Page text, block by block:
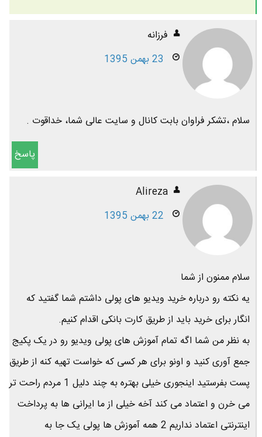
فرزانه
23 بهمن 1395
سلام ،تشکر فراوان بابت کانال و سایت عالی شما، خداقوت .
پاسخ
Alireza
22 بهمن 1395
سلام ممنون از شما
یه نکته رو درباره خرید ویدیو های پولی داشتم شما گفتید که
انگار برای خرید باید از طریق کارت بانکی اقدام کنیم.
به نظر من شما اگه تمام آموزش های پولی ویدیو رو در یک پکیج
جمع آوری کنید و اونو برای هر کسی که خواست تهیه کنه از طریق
پست بفرستید اینجوری خیلی بهتره به چند دلیل 1 مردم راحت تر
می خرن و اعتماد می کند آخه خیلی از ما ایرانی ها به پرداخت
اینترنتی اعتماد نداریم 2 همه آموزش ها پولی یک جا به